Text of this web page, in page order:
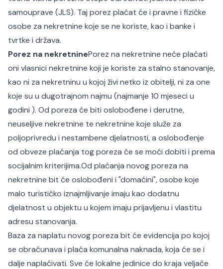
samouprave (JLS). Taj porez plaćat će i pravne i fizičke
osobe za nekretnine koje se ne koriste, kao i banke i
tvrtke i država.
Porez na nekretninePorez na nekretnine neće plaćati
oni vlasnici nekretnine koji je koriste za stalno stanovanje,
kao ni za nekretninu u kojoj živi netko iz obitelji, ni za one
koje su u dugotrajnom najmu (najmanje 10 mjeseci u
godini ). Od poreza će biti oslobođene i derutne,
neuseljive nekretnine te nekretnine koje služe za
poljoprivredu i nestambene djelatnosti, a oslobođenje
od obveze plaćanja tog poreza će se moći dobiti i prema
socijalnim kriterijima.Od plaćanja novog poreza na
nekretnine bit će oslobođeni i "domaćini", osobe koje
malo turističko iznajmljivanje imaju kao dodatnu
djelatnost u objektu u kojem imaju prijavljenu i vlastitu
adresu stanovanja.
Baza za naplatu novog poreza bit će evidencija po kojoj
se obračunava i plaća komunalna naknada, koja će se i
dalje naplaćivati. Sve će lokalne jedinice do kraja veljače